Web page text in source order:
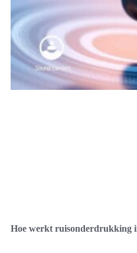
Hoe werkt ruisonderdrukking